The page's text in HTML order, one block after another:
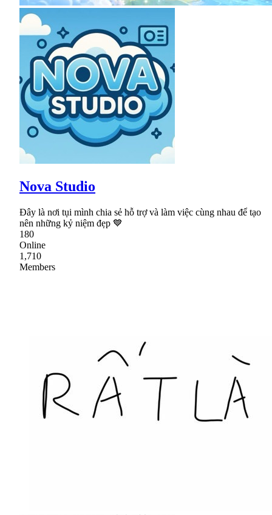
Nova Studio
Đây là nơi tụi mình chia sẻ hỗ trợ và làm việc cùng nhau để tạo
nên những kỷ niệm đẹp 💙
180
Online
1,710
Members